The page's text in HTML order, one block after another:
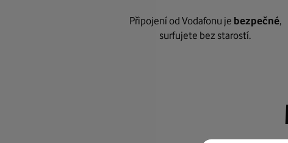
Připojení od Vodafonu je bezpečné,
surfujete bez starostí.